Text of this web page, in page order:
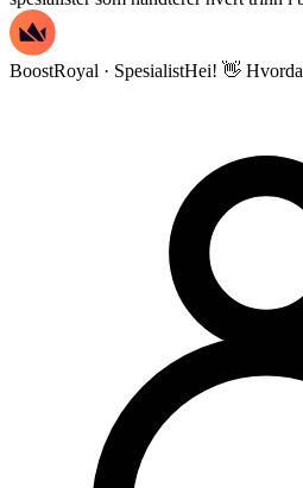
BoostRoyal · SpesialistHei! 👋